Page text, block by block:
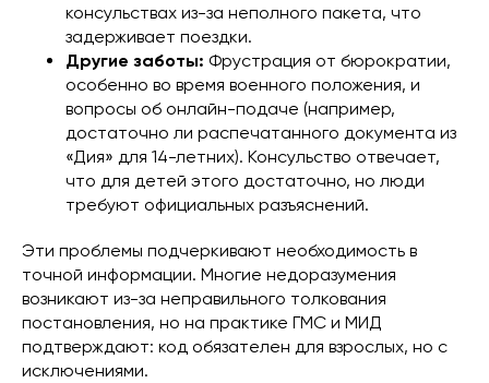
консульствах из-за неполного пакета, что
задерживает поездки.
Другие заботы: Фрустрация от бюрократии,
особенно во время военного положения, и
вопросы об онлайн-подаче (например,
достаточно ли распечатанного документа из
«Дия» для 14-летних). Консульство отвечает,
что для детей этого достаточно, но люди
требуют официальных разъяснений.
Эти проблемы подчеркивают необходимость в
точной информации. Многие недоразумения
возникают из-за неправильного толкования
постановления, но на практике ГМС и МИД
подтверждают: код обязателен для взрослых, но с
исключениями.